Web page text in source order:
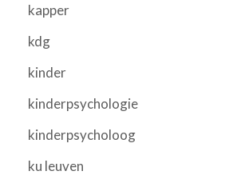
kapper
kdg
kinder
kinderpsychologie
kinderpsycholoog
ku leuven